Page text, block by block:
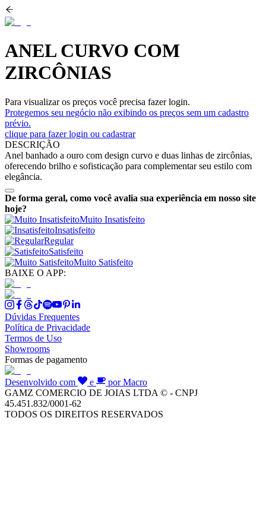
ANEL CURVO COM
ZIRCÔNIAS
Para visualizar os preços você precisa fazer login.
Protegemos seu negócio não exibindo os preços sem um cadastro
prévio.
clique para fazer login ou cadastrar
DESCRIÇÃO
Anel banhado a ouro com design curvo e duas linhas de zircônias,
oferecendo brilho e sofisticação para complementar seu estilo com
elegância.
De forma geral, como você avalia sua experiência em nosso site
hoje?
Muito Insatisfeito
Insatisfeito
Regular
Satisfeito
Muito Satisfeito
BAIXE O APP:
Dúvidas Frequentes
Política de Privacidade
Termos de Uso
Showrooms
Formas de pagamento
Desenvolvido com e
por Macro
GAMZ COMERCIO DE JOIAS LTDA © - CNPJ
45.451.832/0001-62
TODOS OS DIREITOS RESERVADOS